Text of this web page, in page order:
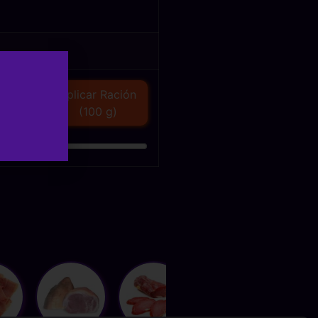
Aplicar Ración
(100 g)